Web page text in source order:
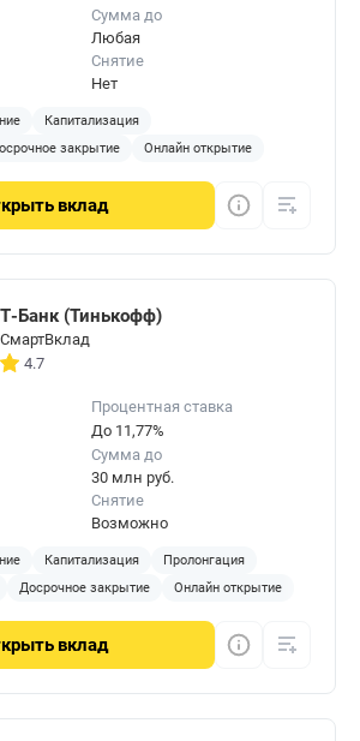
Найти такие предложения
сайта Бробанк.ру.
Сумма до
Любая
Снятие
Нет
Капитализация
закрытие Онлайн открытие
вклад
Т-Банк (Тинькофф)
СмартВклад
4.7
Процентная ставка
До 11,77%
Сумма до
30 млн руб.
Снятие
Возможно
Капитализация
Пролонгация
Досрочное закрытие Онлайн открытие
вклад